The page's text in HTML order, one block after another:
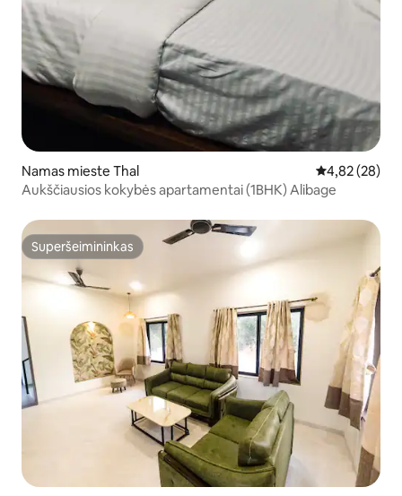
Namas mieste Thal Vidutinis
4,82 (28)
Aukščiausios kokybės apartamentai (1BHK) Alibage
Superšeimininkas
Superšeimininkas